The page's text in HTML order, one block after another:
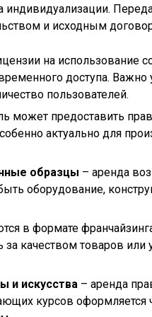
индивидуализации.
и исходным
на использование
доступа. Важно
пользователей.
может предоставить
актуально для
образцы – аренда
оборудование,
в формате
качеством товаров или
и искусства – аренда
курсов оформляется